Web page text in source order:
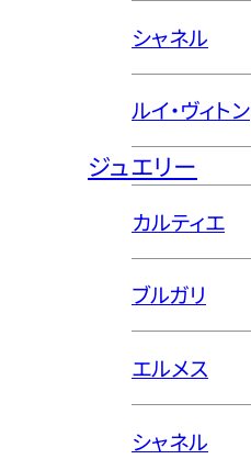
シャネル
ルイ・ヴィトン
ジュエリー
カルティエ
ブルガリ
エルメス
シャネル